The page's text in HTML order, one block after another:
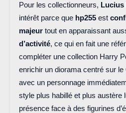
Pour les collectionneurs,
intérêt parce que hp255est
majeurtout en apparaissant
d’activité, ce qui en fait une
compléter une collection Harry
enrichir un diorama centré sur
avec un personnage
style plus habillé et plus austère
présence face à des figurines